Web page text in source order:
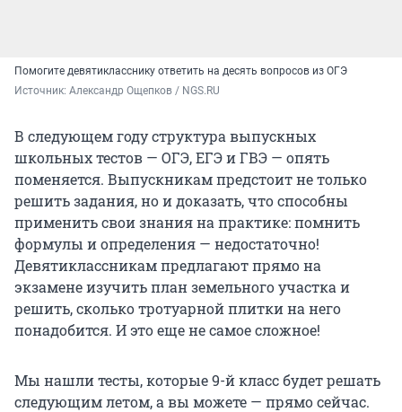
Помогите девятикласснику ответить на десять вопросов из ОГЭ
Источник: Александр Ощепков / NGS.RU
В следующем году структура выпускных
школьных тестов — ОГЭ, ЕГЭ и ГВЭ — опять
поменяется. Выпускникам предстоит не только
решить задания, но и доказать, что способны
применить свои знания на практике: помнить
формулы и определения — недостаточно!
Девятиклассникам предлагают прямо на
экзамене изучить план земельного участка и
решить, сколько тротуарной плитки на него
понадобится. И это еще не самое сложное!
Мы нашли тесты, которые 9-й класс будет решать
следующим летом, а вы можете — прямо сейчас.